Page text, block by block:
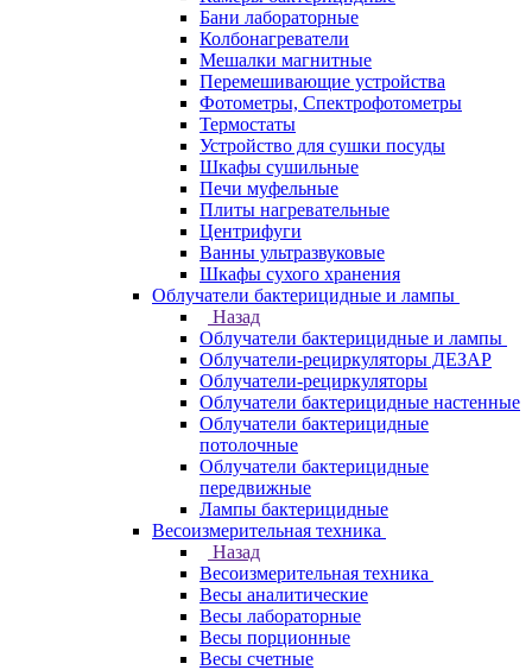
Бани лабораторные
Колбонагреватели
Мешалки магнитные
Перемешивающие устройства
Фотометры, Спектрофотометры
Термостаты
Устройство для сушки посуды
Шкафы сушильные
Печи муфельные
Плиты нагревательные
Центрифуги
Ванны ультразвуковые
Шкафы сухого хранения
Облучатели бактерицидные и лампы
Назад
Облучатели бактерицидные и лампы
Облучатели-рециркуляторы ДЕЗАР
Облучатели-рециркуляторы
Облучатели бактерицидные настенные
Облучатели бактерицидные
потолочные
Облучатели бактерицидные
передвижные
Лампы бактерицидные
Весоизмерительная техника
Назад
Весоизмерительная техника
Весы аналитические
Весы лабораторные
Весы порционные
Весы счетные